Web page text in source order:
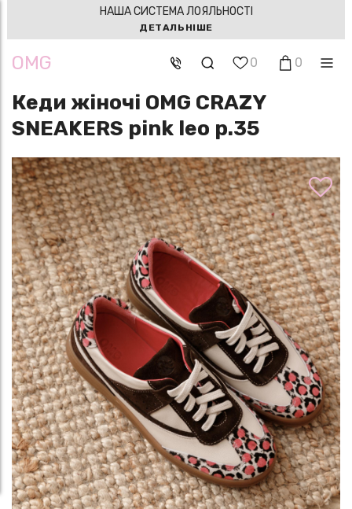
НАША СИСТЕМА ЛОЯЛЬНОСТІ
ДЕТАЛЬНІШЕ
OMG 0 0
Кеди жіночі OMG CRAZY
SNEAKERS pink leo р.35